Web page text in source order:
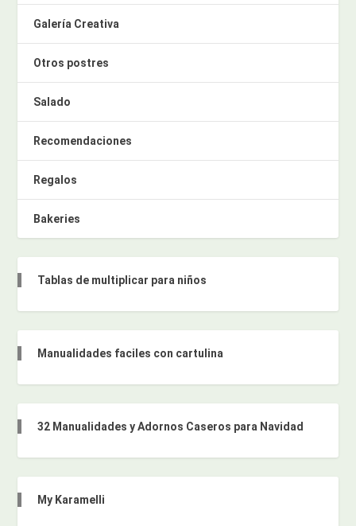
Galería Creativa
Otros postres
Salado
Recomendaciones
Regalos
Bakeries
Tablas de multiplicar para niños
Manualidades faciles con cartulina
32 Manualidades y Adornos Caseros para Navidad
My Karamelli